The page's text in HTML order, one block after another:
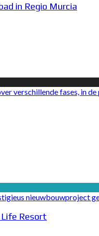
in Regio Murcia
verschillende fases, in de
nieuwbouwproject
Life Resort